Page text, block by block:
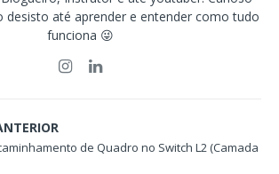
desisto até aprender e entender como tudo
funciona 😜
de Quadro no Switch L2 (Camada